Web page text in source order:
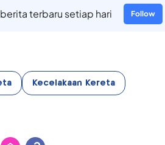
terbaru setiap hari Follow
Kecelakaan Kereta